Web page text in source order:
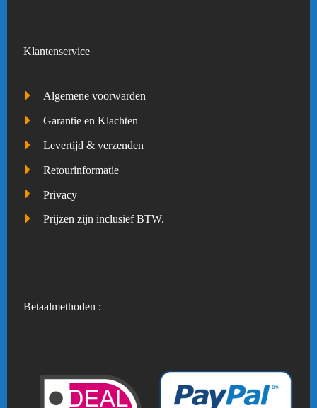
Klantenservice
Algemene voorwarden
Garantie en Klachten
Levertijd & verzenden
Retourinformatie
Privacy
Prijzen zijn inclusief BTW.
Betaalmethoden :